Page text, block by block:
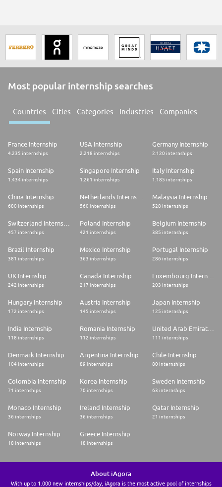
Most popular internship searches
Countries Cities Categories Industries Companies
France Internship
4.235 internships
USA Internship
2.218 internships
Germany Internship
2.120 internships
Spain Internship
1.434 internships
Singapore Internship
1.261 internships
Italy Internship
1.185 internships
China Internship
680 internships
Netherlands Internship
560 internships
Malaysia Internship
528 internships
Switzerland Internship
457 internships
Poland Internship
421 internships
Belgium Internship
385 internships
Brazil Internship
381 internships
Mexico Internship
363 internships
Portugal Internship
286 internships
UK Internship
242 internships
Canada Internship
217 internships
Luxembourg Internship
203 internships
Hungary Internship
172 internships
Austria Internship
145 internships
Japan Internship
125 internships
India Internship
118 internships
Romania Internship
112 internships
United Arab Emirates Internship
111 internships
Denmark Internship
104 internships
Argentina Internship
89 internships
Chile Internship
80 internships
Colombia Internship
71 internships
Korea Internship
70 internships
Sweden Internship
63 internships
Monaco Internship
36 internships
Ireland Internship
36 internships
Qatar Internship
21 internships
Norway Internship
18 internships
Greece Internship
18 internships
About iAgora
With up to 1.000 new internships/day, iAgora is the most active pool of internships